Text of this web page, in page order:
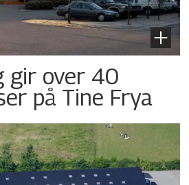
gir over 40
på Tine Frya